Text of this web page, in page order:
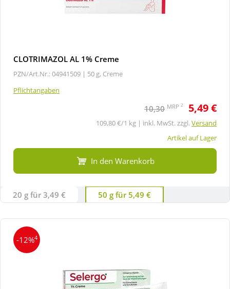
CLOTRIMAZOL AL 1% Creme
PZN/Art.Nr.: 04941509 | 50 g, Creme
Pflichtangaben
10,30 MRP 2 5,49 €
109,80 €/1 kg | inkl. MwSt. zzgl.Versand
Artikel auf Lager
In den Warenkorb
20 g für 3,49 € 50 g für 5,49 €
-12%4